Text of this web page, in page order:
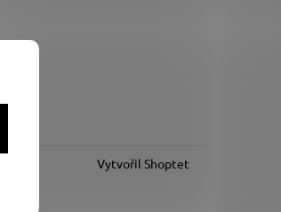
Vytvořil Shoptet